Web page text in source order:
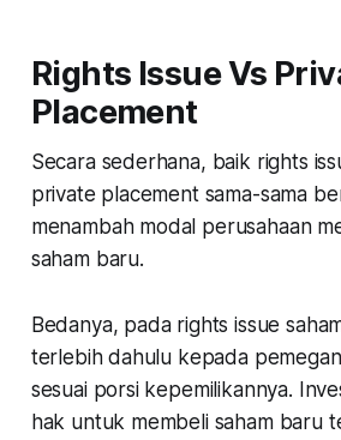
Rights Issue Vs
Placement
Secara sederhana, baik rights
private placement sama-sama
menambah modal perusahaan
saham baru.
Bedanya, pada rights issue
terlebih dahulu kepada
sesuai porsi kepemilikannya.
hak untuk membeli saham baru